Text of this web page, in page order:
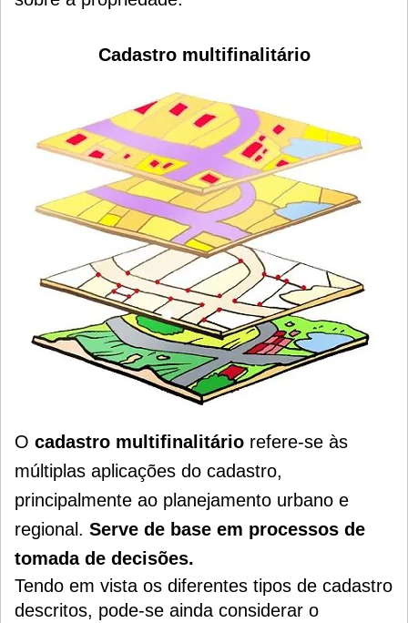
Cadastro multifinalitário
O cadastro multifinalitário refere-se às
múltiplas aplicações do cadastro,
principalmente ao planejamento urbano e
regional. Serve de base em processos de
tomada de decisões.
Tendo em vista os diferentes tipos de cadastro
descritos, pode-se ainda considerar o